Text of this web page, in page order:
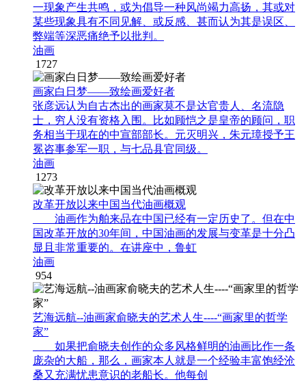
一现象产生共鸣，或为倡导一种风尚竭力高扬，其或对
某些现象具有不同见解、或反感、甚而认为其是误区、
弊端等深恶痛绝予以批判。
油画
1727
画家白日梦——致绘画爱好者
张彦远认为自古杰出的画家莫不是达官贵人、名流隐
士，穷人没有资格入围。比如顾恺之是皇帝的顾问，职
务相当于现在的中宣部部长。元灭明兴，朱元璋授予王
冕咨事参军一职，与七品县官同级。
油画
1273
改革开放以来中国当代油画概观
油画作为舶来品在中国已经有一定历史了。但在中
国改革开放的30年间，中国油画的发展与变革是十分凸
显且非常重要的。在讲座中，鲁虹
油画
954
艺海远航--油画家俞晓夫的艺术人生----“画家里的哲学
家”
如果把俞晓夫创作的众多风格鲜明的油画比作一条
庞杂的大船，那么，画家本人就是一个经验丰富饱经沧
桑又充满忧患意识的老船长。他每创